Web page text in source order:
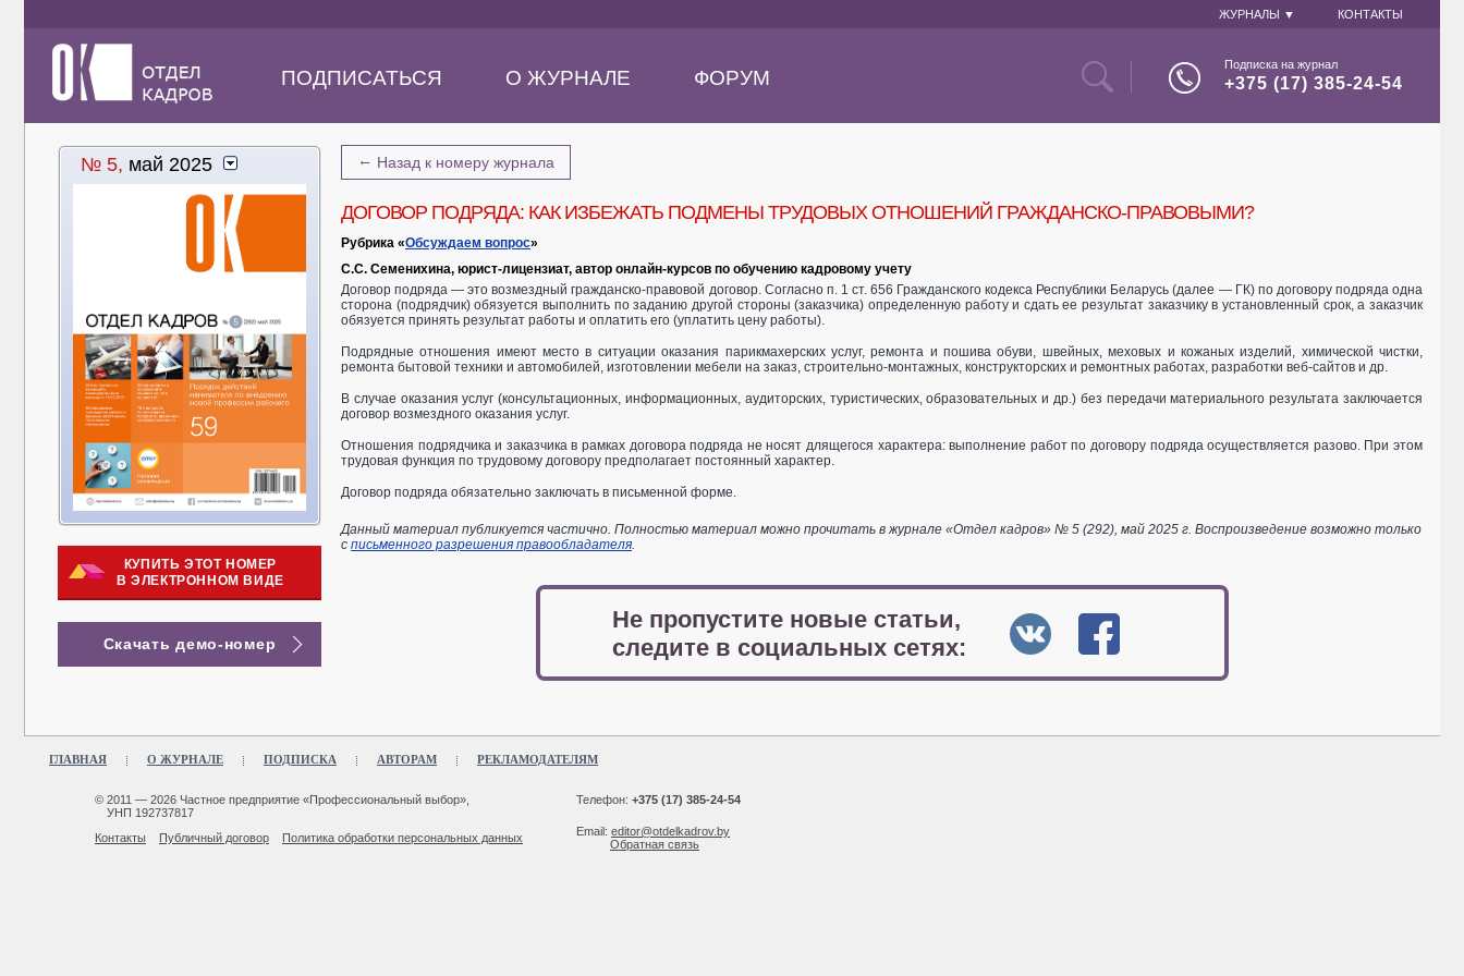
ЖУРНАЛЫ ▼ КОНТАКТЫ
ПОДПИСАТЬСЯ О ЖУРНАЛЕ ФОРУМ
Подписка на журнал
+375 (17) 385-24-54
№ 5, май 2025
КУПИТЬ ЭТОТ НОМЕР
В ЭЛЕКТРОННОМ ВИДЕ
Скачать демо-номер
← Назад к номеру журнала
ДОГОВОР ПОДРЯДА: КАК ИЗБЕЖАТЬ ПОДМЕНЫ ТРУДОВЫХ ОТНОШЕНИЙ ГРАЖДАНСКО-ПРАВОВЫМИ?
Рубрика «Обсуждаем вопрос»
С.С. Семенихина, юрист-лицензиат, автор онлайн-курсов по обучению кадровому учету
Договор подряда — это возмездный гражданско-правовой договор. Согласно п. 1 ст. 656 Гражданского кодекса Республики Беларусь (далее — ГК) по договору подряда одна
сторона (подрядчик) обязуется выполнить по заданию другой стороны (заказчика) определенную работу и сдать ее результат заказчику в установленный срок, а заказчик
обязуется принять результат работы и оплатить его (уплатить цену работы).
Подрядные отношения имеют место в ситуации оказания парикмахерских услуг, ремонта и пошива обуви, швейных, меховых и кожаных изделий, химической чистки,
ремонта бытовой техники и автомобилей, изготовлении мебели на заказ, строительно-монтажных, конструкторских и ремонтных работах, разработки веб-сайтов и др.
В случае оказания услуг (консультационных, информационных, аудиторских, туристических, образовательных и др.) без передачи материального результата заключается
договор возмездного оказания услуг.
Отношения подрядчика и заказчика в рамках договора подряда не носят длящегося характера: выполнение работ по договору подряда осуществляется разово. При этом
трудовая функция по трудовому договору предполагает постоянный характер.
Договор подряда обязательно заключать в письменной форме.
Данный материал публикуется частично. Полностью материал можно прочитать в журнале «Отдел кадров» № 5 (292), май 2025 г. Воспроизведение возможно только
с письменного разрешения правообладателя.
Не пропустите новые статьи,
следите в социальных сетях:
ГЛАВНАЯ О ЖУРНАЛЕ ПОДПИСКА АВТОРАМ РЕКЛАМОДАТЕЛЯМ
© 2011 — 2026 Частное предприятие «Профессиональный выбор»,
УНП 192737817
Контакты
Публичный договор Политика обработки персональных данных
Телефон: +375 (17) 385-24-54
Email: editor@otdelkadrov.by
Обратная связь